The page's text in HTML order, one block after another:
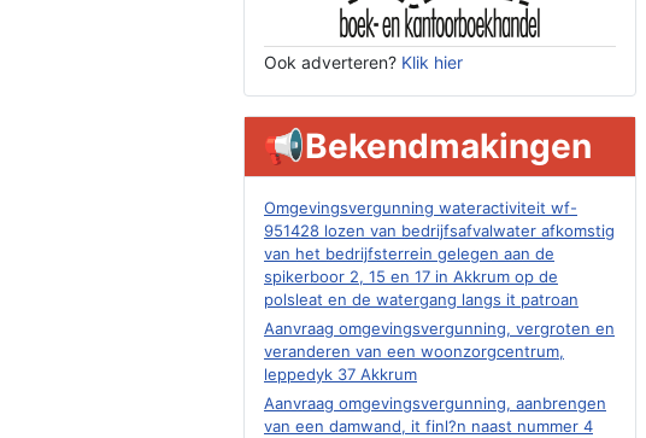
Ook adverteren? Klik hier
📢Bekendmakingen
Omgevingsvergunning wateractiviteit wf-
951428 lozen van bedrijfsafvalwater afkomstig
van het bedrijfsterrein gelegen aan de
spikerboor 2, 15 en 17 in Akkrum op de
polsleat en de watergang langs it patroan
Aanvraag omgevingsvergunning, vergroten en
veranderen van een woonzorgcentrum,
leppedyk 37 Akkrum
Aanvraag omgevingsvergunning, aanbrengen
van een damwand, it finl?n naast nummer 4